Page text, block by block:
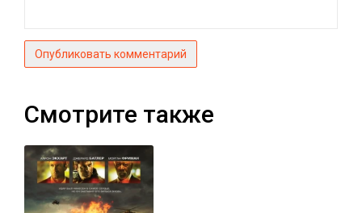
Опубликовать комментарий
Смотрите также